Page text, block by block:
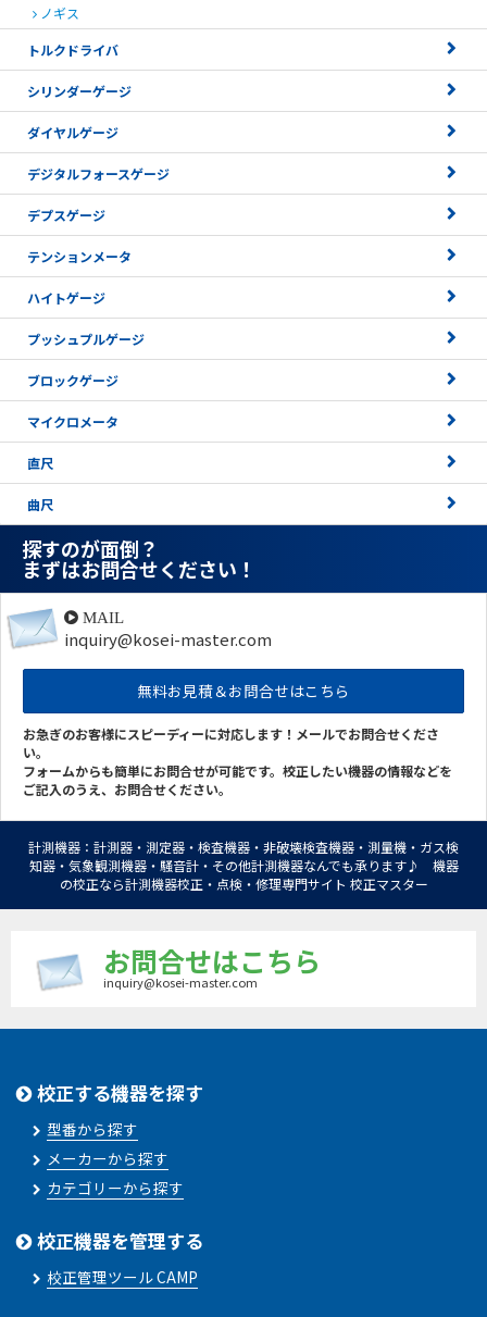
ノギス
トルクドライバ
シリンダーゲージ
ダイヤルゲージ
デジタルフォースゲージ
デプスゲージ
テンションメータ
ハイトゲージ
プッシュプルゲージ
ブロックゲージ
マイクロメータ
直尺
曲尺
探すのが面倒？
まずはお問合せください！
MAIL
inquiry@kosei-master.com
無料お見積＆お問合せはこちら
お急ぎのお客様にスピーディーに対応します！メールでお問合せくださ
い。
フォームからも簡単にお問合せが可能です。校正したい機器の情報などを
ご記入のうえ、お問合せください。
計測機器：計測器・測定器・検査機器・非破壊検査機器・測量機・ガス検
知器・気象観測機器・騒音計・その他計測機器なんでも承ります♪ 機器
の校正なら計測機器校正・点検・修理専門サイト 校正マスター
お問合せはこちら
inquiry@kosei-master.com
校正する機器を探す
型番から探す
メーカーから探す
カテゴリーから探す
校正機器を管理する
校正管理ツール CAMP